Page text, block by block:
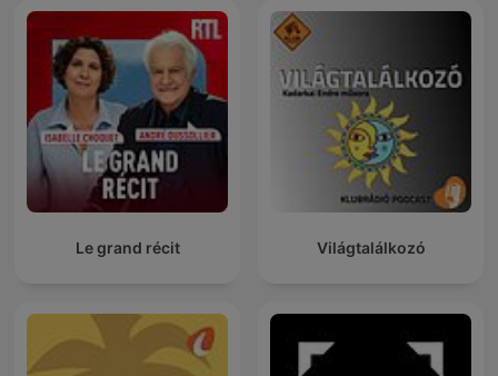
Le grand récit Világtalálkozó